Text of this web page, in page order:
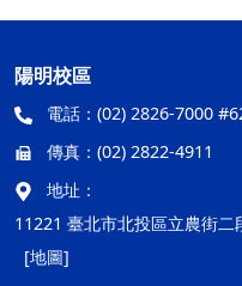
陽明校區
電話： (02) 2826-7000
傳真： (02) 2822-4911
地址：
11221 臺北市北投區立農街
[地圖]